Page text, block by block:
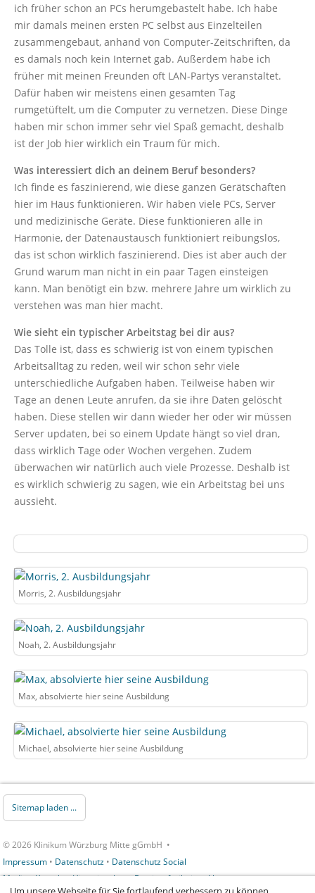
ich früher schon an PCs herumgebastelt habe. Ich habe
mir damals meinen ersten PC selbst aus Einzelteilen
zusammengebaut, anhand von Computer-Zeitschriften, da
es damals noch kein Internet gab. Außerdem habe ich
früher mit meinen Freunden oft LAN-Partys veranstaltet.
Dafür haben wir meistens einen gesamten Tag
rumgetüftelt, um die Computer zu vernetzen. Diese Dinge
haben mir schon immer sehr viel Spaß gemacht, deshalb
ist der Job hier wirklich ein Traum für mich.
Was interessiert dich an deinem Beruf besonders?
Ich finde es faszinierend, wie diese ganzen Gerätschaften
hier im Haus funktionieren. Wir haben viele PCs, Server
und medizinische Geräte. Diese funktionieren alle in
Harmonie, der Datenaustausch funktioniert reibungslos,
das ist schon wirklich faszinierend. Dies ist aber auch der
Grund warum man nicht in ein paar Tagen einsteigen
kann. Man benötigt ein bzw. mehrere Jahre um wirklich zu
verstehen was man hier macht.
Wie sieht ein typischer Arbeitstag bei dir aus?
Das Tolle ist, dass es schwierig ist von einem typischen
Arbeitsalltag zu reden, weil wir schon sehr viele
unterschiedliche Aufgaben haben. Teilweise haben wir
Tage an denen Leute anrufen, da sie ihre Daten gelöscht
haben. Diese stellen wir dann wieder her oder wir müssen
Server updaten, bei so einem Update hängt so viel dran,
dass wirklich Tage oder Wochen vergehen. Zudem
überwachen wir natürlich auch viele Prozesse. Deshalb ist
es wirklich schwierig zu sagen, wie ein Arbeitstag bei uns
aussieht.
Morris, 2. Ausbildungsjahr
Noah, 2. Ausbildungsjahr
Max, absolvierte hier seine Ausbildung
Michael, absolvierte hier seine Ausbildung
Sitemap laden ...
© 2026 Klinikum Würzburg Mitte gGmbH •
Impressum • Datenschutz • Datenschutz Social
Media•Kontakt•Hinweisgeber•Barrierefreiheitserklärung